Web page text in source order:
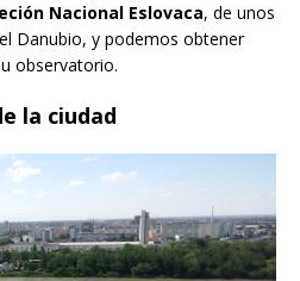
Nacional Eslovaca, de unos
Danubio, y podemos obtener
observatorio.
la ciudad